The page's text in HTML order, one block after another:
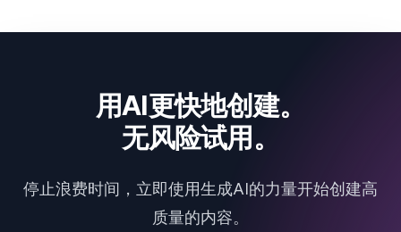
用AI更快地创建。
无风险试用。
停止浪费时间，立即使用生成AI的力量开始创建高
质量的内容。